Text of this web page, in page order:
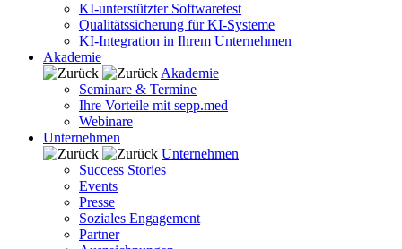
KI-unterstützter Softwaretest
Qualitätssicherung für KI-Systeme
KI-Integration in Ihrem Unternehmen
Akademie
Akademie
Seminare & Termine
Ihre Vorteile mit sepp.med
Webinare
Unternehmen
Unternehmen
Success Stories
Events
Presse
Soziales Engagement
Partner